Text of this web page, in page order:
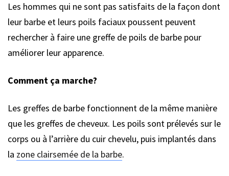
Les hommes qui ne sont pas satisfaits de la façon dont
leur barbe et leurs poils faciaux poussent peuvent
rechercher à faire une greffe de poils de barbe pour
améliorer leur apparence.
Comment ça marche?
Les greffes de barbe fonctionnent de la même manière
que les greffes de cheveux. Les poils sont prélevés sur le
corps ou à l’arrière du cuir chevelu, puis implantés dans
la zone clairsemée de la barbe.